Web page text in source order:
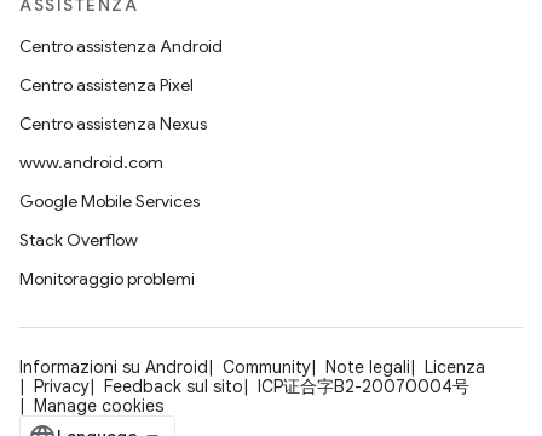
ASSISTENZA
Centro assistenza Android
Centro assistenza Pixel
Centro assistenza Nexus
www.android.com
Google Mobile Services
Stack Overflow
Monitoraggio problemi
Informazioni su Android Community Note legali
Licenza
Privacy
Feedback sul sito
ICP证合字B2-20070004号
Manage cookies